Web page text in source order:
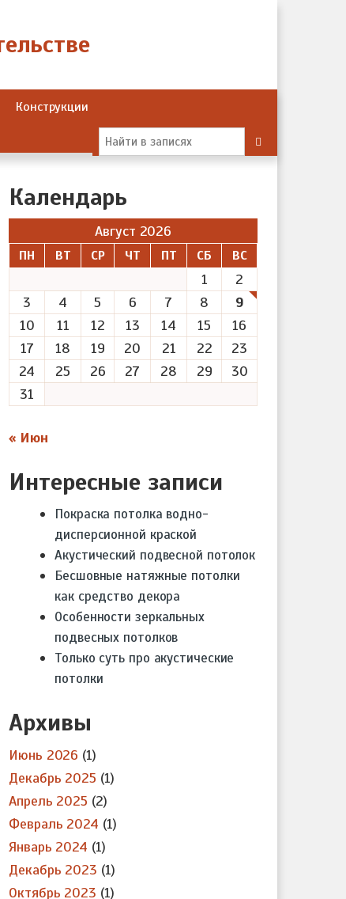
Конструкции
Календарь
Август 2026
ПН ВТ СР ЧТ ПТ СБ ВС
1
2
3
4 5 6 7 8
9
10
11 12 13 14 15
16
17
18 19 20 21 22
23
24
25 26 27 28 29
30
31
« Июн
Интересные записи
Покраска потолка водно-
дисперсионной краской
Акустический подвесной потолок
Бесшовные натяжные потолки
как средство декора
Особенности зеркальных
подвесных потолков
Только суть про акустические
потолки
Архивы
Июнь 2026 (1)
Декабрь 2025 (1)
Апрель 2025 (2)
Февраль 2024 (1)
Январь 2024 (1)
Декабрь 2023 (1)
Октябрь 2023 (1)